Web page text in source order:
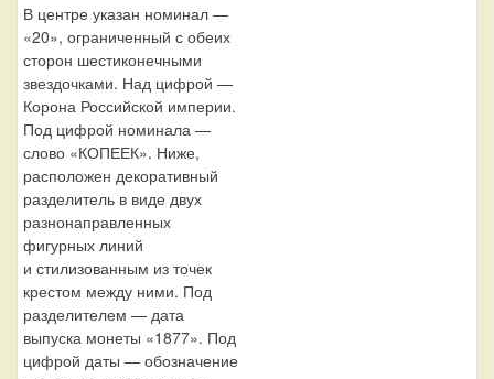
В центре указан номинал —
«20», ограниченный с обеих
сторон шестиконечными
звездочками. Над цифрой —
Корона Российской империи.
Под цифрой номинала —
слово «КОПЕЕК». Ниже,
расположен декоративный
разделитель в виде двух
разнонаправленных
фигурных линий
и стилизованным из точек
крестом между ними. Под
разделителем — дата
выпуска монеты «1877». Под
цифрой даты — обозначение